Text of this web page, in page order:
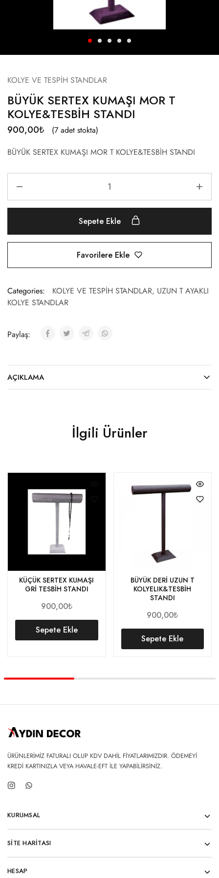
KOLYE VE TESPİH STANDLAR
BÜYÜK SERTEX KUMAŞI MOR T
KOLYE&TESBİH STANDI
900,00₺
(7 adet stokta)
BÜYÜK SERTEX KUMAŞI MOR T KOLYE&TESBİH STANDI
Sepete Ekle
Favorilere Ekle
Categories: KOLYE VE TESPİH STANDLAR, UZUN T AYAKLI
KOLYE STANDLAR
Paylaş:
AÇIKLAMA
İlgili Ürünler
KÜÇÜK SERTEX KUMAŞI
GRİ TESBİH STANDI
900,00₺
Sepete Ekle
BÜYÜK DERİ UZUN T
KOLYELIK&TESBİH
STANDI
900,00₺
Sepete Ekle
ÜRÜNLERİMİZ FATURALI OLUP KDV DAHİL FİYATLARIMIZDIR. ÖDEMEYİ
KREDİ KARTINIZLA VEYA HAVALE-EFT İLE YAPABİLİRSİNİZ.
KURUMSAL
SİTE HARİTASI
HESAP